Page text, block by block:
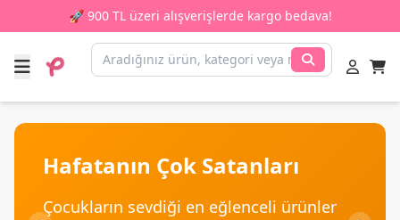
🚀 900 TL üzeri alışverişlerde kargo bedava!
Hafatanın Çok Satanları
Çocukların sevdiği en eğlenceli ürünler